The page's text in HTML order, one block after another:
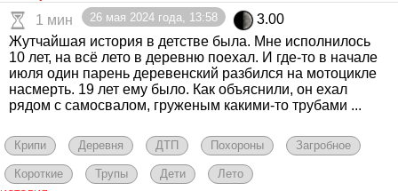
1 мин 26 мая 2024 года, 13:58
3.00
Жутчайшая история в детстве была. Мне исполнилось
10 лет, на всё лето в деревню поехал. И где-то в начале
июля один парень деревенский разбился на мотоцикле
насмерть. 19 лет ему было. Как объяснили, он ехал
рядом с самосвалом, груженым какими-то трубами ...
Крипи Деревня ДТП Похороны Загробное
Короткие Трупы Дети Лето